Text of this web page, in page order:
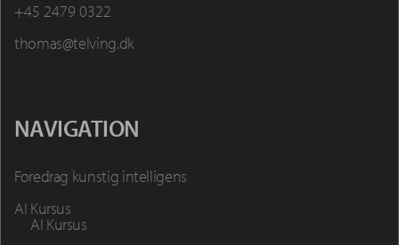
+45 2479 0322
thomas@telving.dk
NAVIGATION
Foredrag kunstig intelligens
AI Kursus
AI Kursus